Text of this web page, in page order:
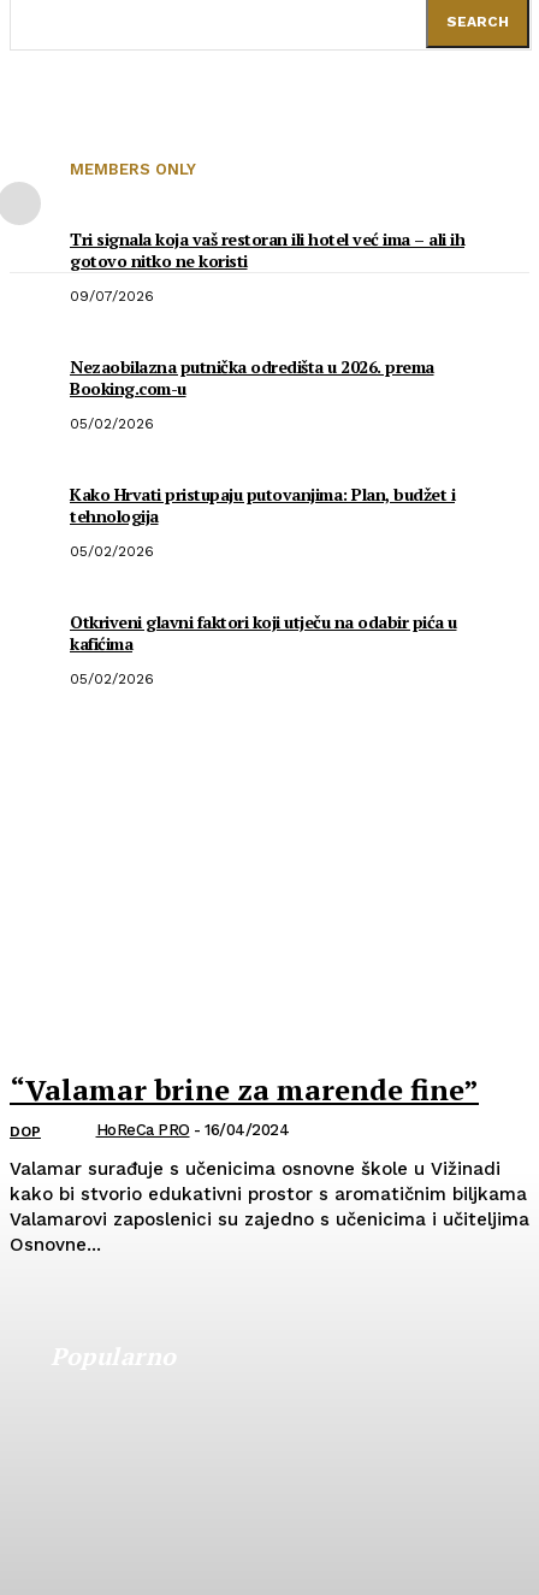
SEARCH
MEMBERS ONLY
Tri signala koja vaš restoran ili hotel već ima – ali ih
gotovo nitko ne koristi
09/07/2026
Nezaobilazna putnička odredišta u 2026. prema
Booking.com-u
05/02/2026
Kako Hrvati pristupaju putovanjima: Plan, budžet i
tehnologija
05/02/2026
Otkriveni glavni faktori koji utječu na odabir pića u
kafićima
05/02/2026
“Valamar brine za marende fine”
DOP HoReCa PRO - 16/04/2024
Valamar surađuje s učenicima osnovne škole u Vižinadi
kako bi stvorio edukativni prostor s aromatičnim biljkama
Valamarovi zaposlenici su zajedno s učenicima i učiteljima
Osnovne...